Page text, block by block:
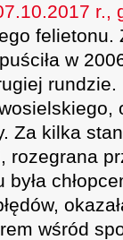
r.,
felietonu.
w
Za kilka
rozegrana
wśród